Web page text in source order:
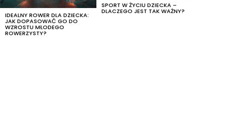
IDEALNY ROWER DLA DZIECKA:
JAK DOPASOWAĆ GO DO
WZROSTU MŁODEGO
ROWERZYSTY?
SPORT W ŻYCIU DZIECKA –
DLACZEGO JEST TAK WAŻNY?